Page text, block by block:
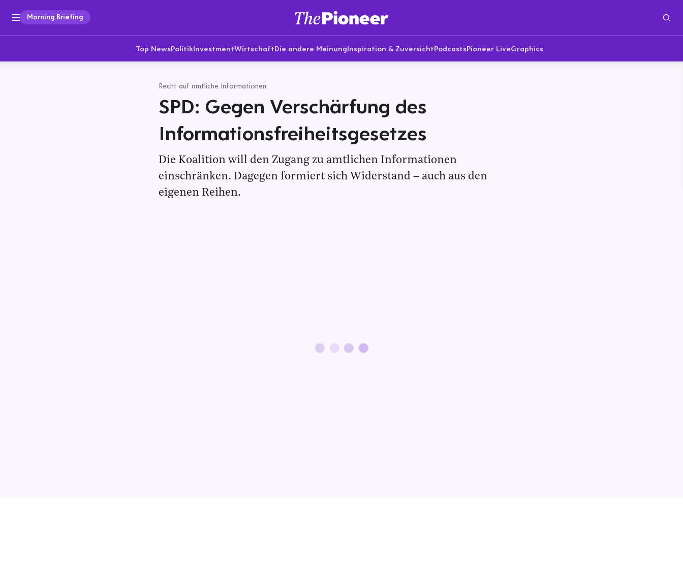
Morning Briefing
Top NewsPolitikInvestmentWirtschaftDie andere MeinungInspiration & ZuversichtPodcastsPioneer LiveGraphics
Recht auf amtliche Informationen
SPD: Gegen Verschärfung des
Informationsfreiheitsgesetzes
Die Koalition will den Zugang zu amtlichen Informationen
einschränken. Dagegen formiert sich Widerstand – auch aus den
eigenen Reihen.